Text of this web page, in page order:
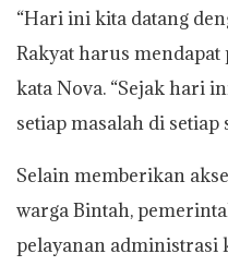
“Hari ini kita datang
Rakyat harus mendapat
kata Nova. “Sejak hari
setiap masalah di setiap
Selain memberikan
warga Bintah,
pelayanan administrasi